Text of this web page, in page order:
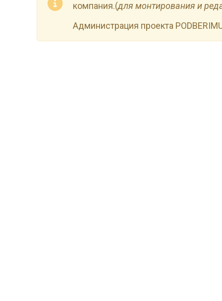
компания.(для монтирования и
Администрация проекта